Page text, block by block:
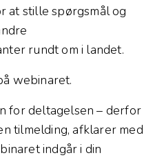
at stille spørgsmål og
rundt om i landet.
webinaret.
for deltagelsen – derfor
tilmelding, afklarer med
indgår i din